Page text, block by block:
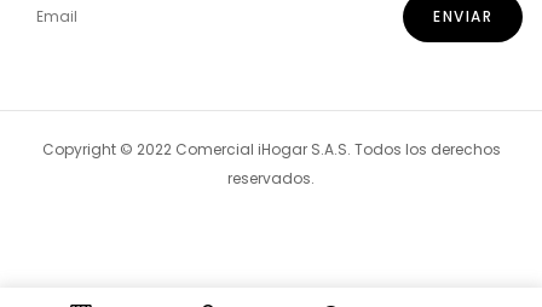
Copyright © 2022 Comercial iHogar S.A.S. Todos los derechos
reservados.